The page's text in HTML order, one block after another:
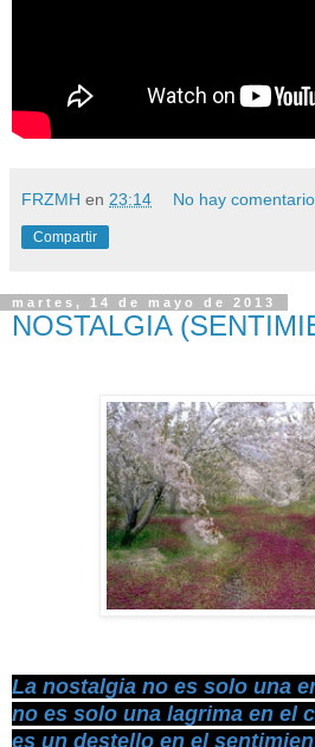
FRZMH en 23:14 No hay
Compartir
martes, 14 de mayo de 2013
NOSTALGIA
La nostalgia no es solo una
no es solo una lagrima en el
es un destello en el